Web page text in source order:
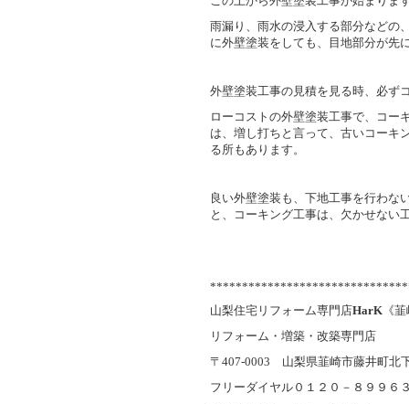
雨漏り、雨水の浸入する部分などの
に外壁塗装をしても、目地部分が先
外壁塗装工事の見積を見る時、必ず
ローコストの外壁塗装工事で、コー
は、増し打ちと言って、古いコーキ
る所もあります。
良い外壁塗装も、下地工事を行わな
と、コーキング工事は、欠かせない
山梨住宅リフォーム専門店HarK 《
リフォーム・増築・改築専門店
〒407-0003 山梨県韮崎市藤井町北
フリーダイヤル０１２０－８９９６